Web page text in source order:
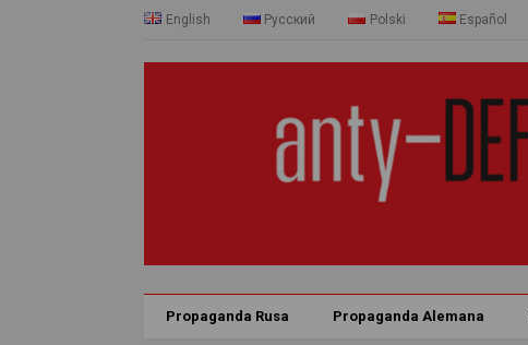
English Русский Polski Español
Propaganda Rusa Propaganda Alemana